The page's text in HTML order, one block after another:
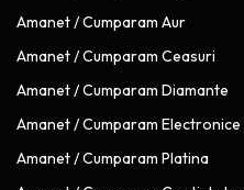
Amanet / Cumparam Aur
Amanet / Cumparam Ceasuri
Amanet / Cumparam Diamante
Amanet / Cumparam Electronice
Amanet / Cumparam Platina